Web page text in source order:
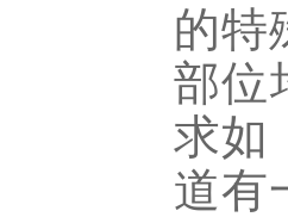
的特
部位
求如
道有